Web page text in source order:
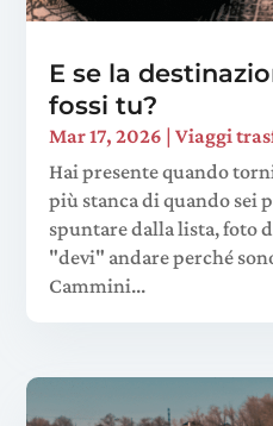
E se la
fossi tu?
Mar 17, 2026 |Viaggi
Hai presente quando
più stanca di quando sei
spuntare dalla lista, foto
"devi" andare perché
Cammini...